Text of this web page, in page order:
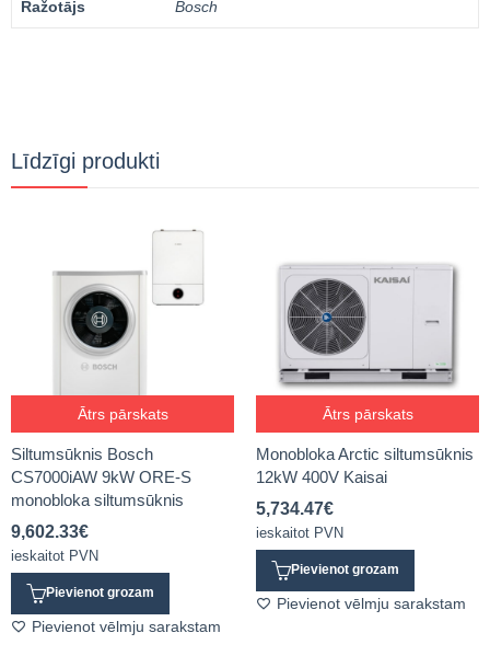
Ražotājs Bosch
Līdzīgi produkti
Ātrs pārskats
Siltumsūknis Bosch
CS7000iAW 9kW ORE-S
monobloka siltumsūknis
9,602.33€
ieskaitot PVN
Pievienot grozam
Pievienot vēlmju sarakstam
Ātrs pārskats
Monobloka Arctic siltumsūknis
12kW 400V Kaisai
5,734.47€
ieskaitot PVN
Pievienot grozam
Pievienot vēlmju sarakstam